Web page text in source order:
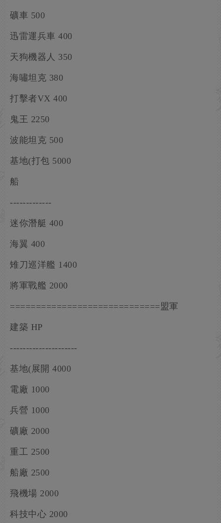
礦車 500
迅雷運兵車 400
天狗機器人 350
海嘯坦克 380
打擊者VX 400
鬼王 2250
波能坦克 500
基地(打包 5000
船
-------------
迷你潛艇 400
海翼 400
雉刀巡洋艦 1400
將軍戰艦 2000
=============================盟軍
建築 HP
---------------------
基地(展開 4000
電廠 1000
兵營 1000
礦廠 2000
重工 2500
船廠 2500
飛機場 2000
科技中心 2000